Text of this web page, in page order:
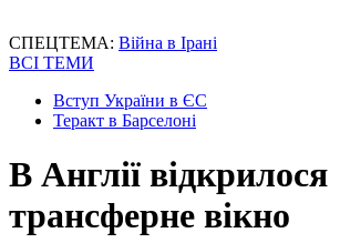
СПЕЦТЕМА: Війна в Ірані
ВСІ ТЕМИ
Вступ України в ЄС
Теракт в Барселоні
В Англії відкрилося
трансферне вікно